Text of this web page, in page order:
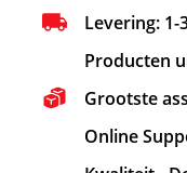
Levering: 1-
Producten
Grootste
Online